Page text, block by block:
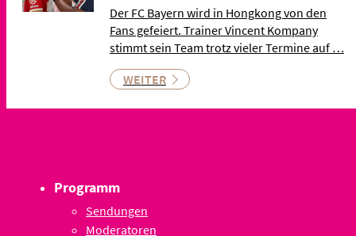
Der FC Bayern wird in Hongkong von den
Fans gefeiert. Trainer Vincent Kompany
stimmt sein Team trotz vieler Termine auf …
WEITER
Programm
Sendungen
Moderatoren